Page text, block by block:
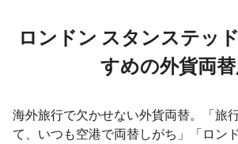
ロンドン スタンステッ
すめの外貨両
海外旅行で欠かせない外貨両替。「旅
て、いつも空港で両替しがち」「ロン